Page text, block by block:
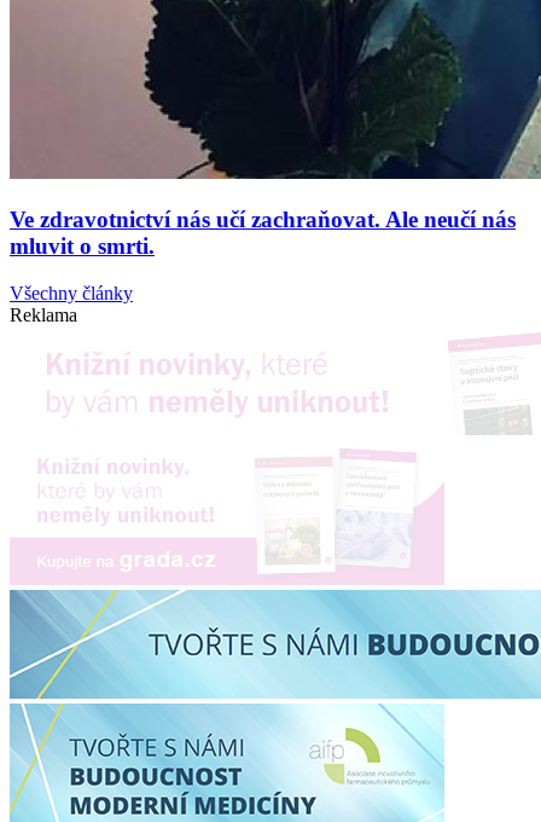
Ve zdravotnictví nás učí zachraňovat. Ale neučí nás
mluvit o smrti.
Všechny články
Reklama